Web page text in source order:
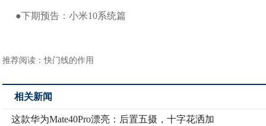
●下期预告：小米10系统篇
推荐阅读：快门线的作用
相关新闻
这款华为Mate40Pro漂亮：后置五摄，十字花洒加